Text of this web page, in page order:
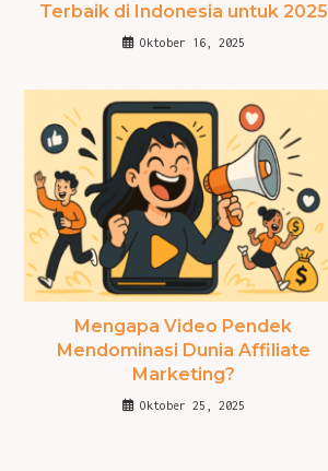
Terbaik di Indonesia untuk 2025
Oktober 16, 2025
Mengapa Video Pendek
Mendominasi Dunia Affiliate
Marketing?
Oktober 25, 2025